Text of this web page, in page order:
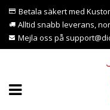
Betala säkert med
Alltid snabb leverans,
Mejla oss på